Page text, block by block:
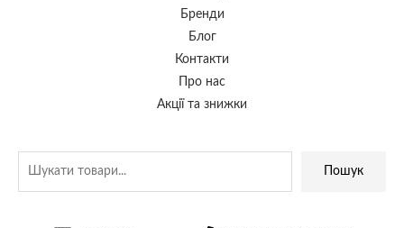
Бренди
Блог
Контакти
Про нас
Акції та знижки
Пошук